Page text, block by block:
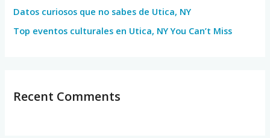
Datos curiosos que no sabes de Utica, NY
Top eventos culturales en Utica, NY You Can’t Miss
Recent Comments